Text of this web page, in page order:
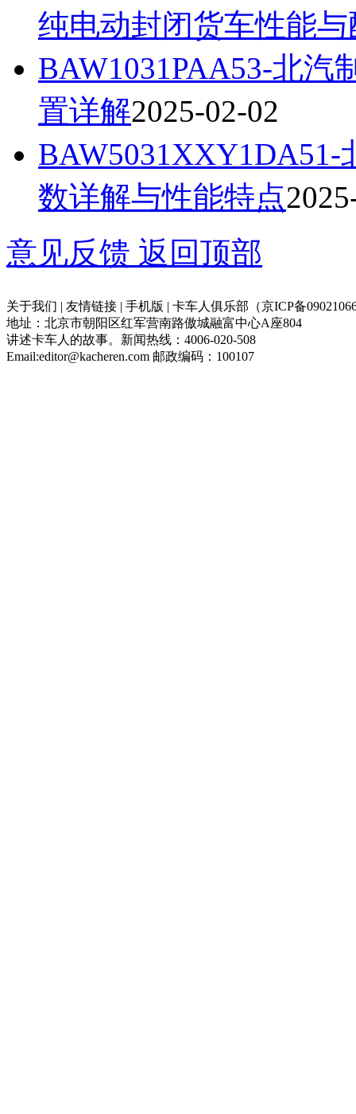
纯电动封闭货车性能
BAW1031PAA53-北汽
置详解2025-02-02
数详解与性能特点
意见反馈 返回顶部
关于我们 | 友情链接 | 手机版 | 卡车人俱乐部（京ICP备
地址：北京市朝阳区红军营南路傲城融富中心A座804
讲述卡车人的故事。新闻热线：4006-020-508
Email:editor@kacheren.com 邮政编码：100107